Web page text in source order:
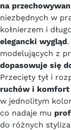
na
niezbędnych w
kołnierzem i
elegancki wygląd
modelujących z
dopasowuje się
Przecięty tył i
ruchów i komfort
w jednolitym
co nadaje mu
do różnych